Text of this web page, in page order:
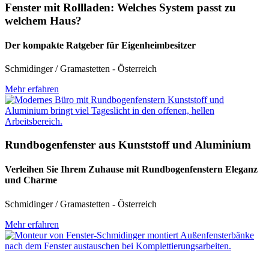
Fenster mit Rollladen: Welches System passt zu
welchem Haus?
Der kompakte Ratgeber für Eigenheimbesitzer
Schmidinger / Gramastetten - Österreich
Mehr erfahren
Rundbogenfenster aus Kunststoff und Aluminium
Verleihen Sie Ihrem Zuhause mit Rundbogenfenstern Eleganz
und Charme
Schmidinger / Gramastetten - Österreich
Mehr erfahren